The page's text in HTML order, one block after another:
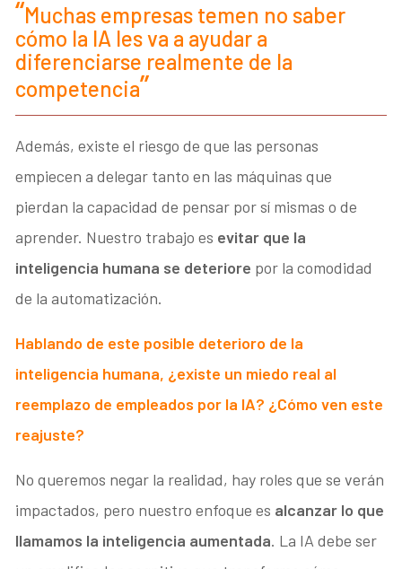
Muchas empresas temen no saber
cómo la IA les va a ayudar a
diferenciarse realmente de la
competencia
Además, existe el riesgo de que las personas
empiecen a delegar tanto en las máquinas que
pierdan la capacidad de pensar por sí mismas o de
aprender. Nuestro trabajo es evitar que la
inteligencia humana se deteriore por la comodidad
de la automatización.
Hablando de este posible deterioro de la
inteligencia humana, ¿existe un miedo real al
reemplazo de empleados por la IA? ¿Cómo ven este
reajuste?
No queremos negar la realidad, hay roles que se verán
impactados, pero nuestro enfoque es alcanzar lo que
llamamos la inteligencia aumentada. La IA debe ser